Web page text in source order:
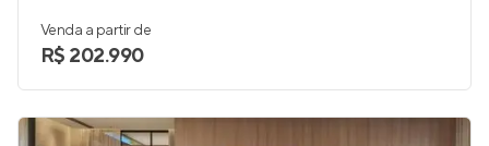
Venda a partir de
R$ 202.990